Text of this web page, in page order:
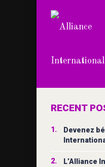
RECENT
1.
Devenez
2.
L’Alliance